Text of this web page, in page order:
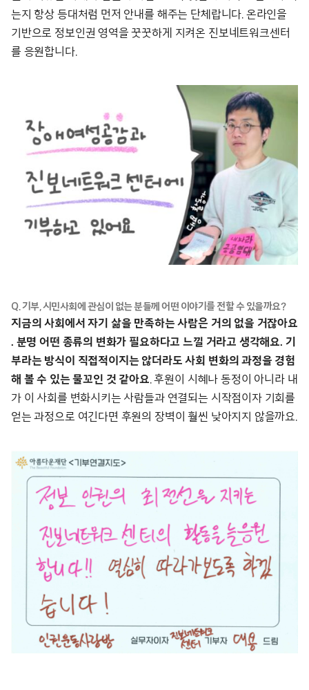
는지 항상 등대처럼 먼저 안내를 해주는 단체랍니다. 온라인을
기반으로 정보인권 영역을 꿋꿋하게 지켜온 진보네트워크센터
를 응원합니다.
Q. 기부, 시민사회에 관심이 없는 분들께 어떤 이야기를 전할 수 있을까요?
지금의 사회에서 자기 삶을 만족하는 사람은 거의 없을 거잖아요
. 분명 어떤 종류의 변화가 필요하다고 느낄 거라고 생각해요. 기
부라는 방식이 직접적이지는 않더라도 사회 변화의 과정을 경험
해 볼 수 있는 물꼬인 것 같아요. 후원이 시혜나 동정이 아니라 내
가 이 사회를 변화시키는 사람들과 연결되는 시작점이자 기회를
얻는 과정으로 여긴다면 후원의 장벽이 훨씬 낮아지지 않을까요.